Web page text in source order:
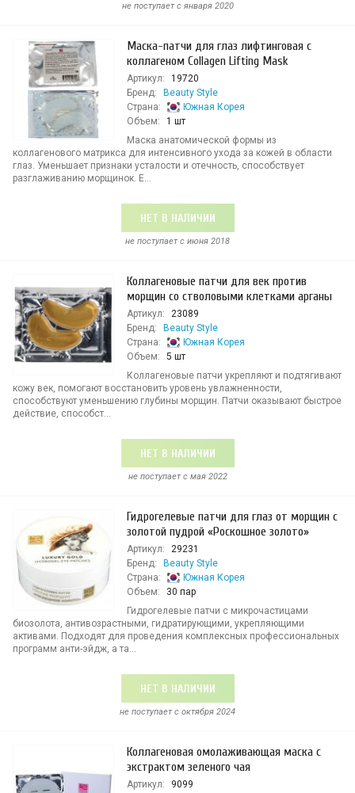
не поступает c января 2020
Маска-патчи для глаз лифтинговая с
коллагеном Collagen Lifting Mask
Артикул:
19720
Бренд:
Beauty Style
Страна:
Южная Корея
Объем:
1 шт
Маска анатомической формы из
коллагенового матрикса для интенсивного ухода за кожей в области
глаз. Уменьшает признаки усталости и отечность, способствует
разглаживанию морщинок. Е...
НЕТ В НАЛИЧИИ
не поступает c июня 2018
Коллагеновые патчи для век против
морщин со стволовыми клетками арганы
Артикул:
23089
Бренд:
Beauty Style
Страна:
Южная Корея
Объем:
5 шт
Коллагеновые патчи укрепляют и подтягивают
кожу век, помогают восстановить уровень увлажненности,
способствуют уменьшению глубины морщин. Патчи оказывают быстрое
действие, способст...
НЕТ В НАЛИЧИИ
не поступает c мая 2022
Гидрогелевые патчи для глаз от морщин с
золотой пудрой «Роскошное золото»
Артикул:
29231
Бренд:
Beauty Style
Страна:
Южная Корея
Объем:
30 пар
Гидрогелевые патчи с микрочастицами
биозолота, антивозрастными, гидратирующими, укрепляющими
активами. Подходят для проведения комплексных профессиональных
программ анти-эйдж, а та...
НЕТ В НАЛИЧИИ
не поступает c октября 2024
Коллагеновая омолаживающая маска с
экстрактом зеленого чая
Артикул:
9099